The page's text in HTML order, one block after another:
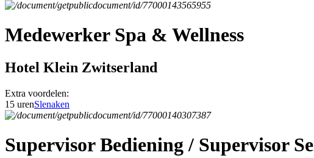
Medewerker Spa & Wellness
Hotel Klein Zwitserland
Extra voordelen:
15 urenSlenaken
Supervisor Bediening / Supervisor